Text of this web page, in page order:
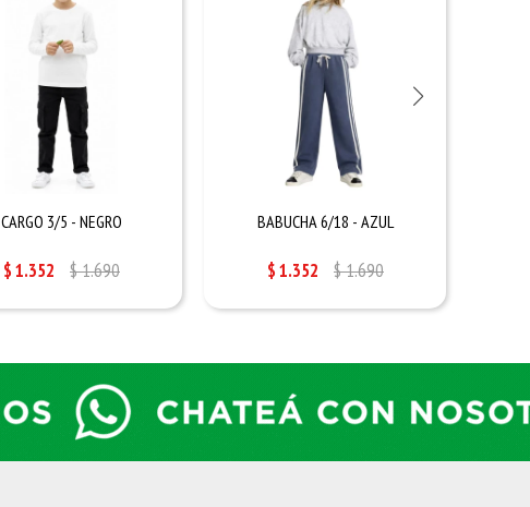
CARGO 3/5 - NEGRO
$1.352 $1.690
BABUCHA 6/18 - AZUL
$1.352 $1.690